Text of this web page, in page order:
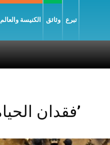
الكنيسة والعالم وثائق تبرع
Posts Tagged ‘فقدان الحياة’